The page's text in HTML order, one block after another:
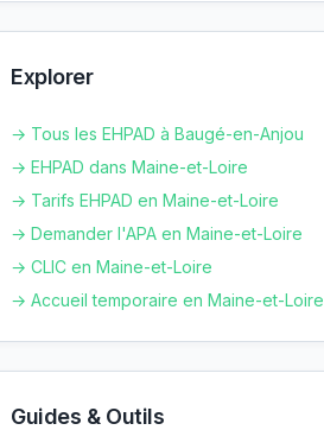
Explorer
→ Tous les EHPAD à Baugé-en-Anjou
→ EHPAD dans Maine-et-Loire
→ Tarifs EHPAD en Maine-et-Loire
→ Demander l'APA en Maine-et-Loire
→ CLIC en Maine-et-Loire
→ Accueil temporaire en Maine-et-Loire
Guides & Outils